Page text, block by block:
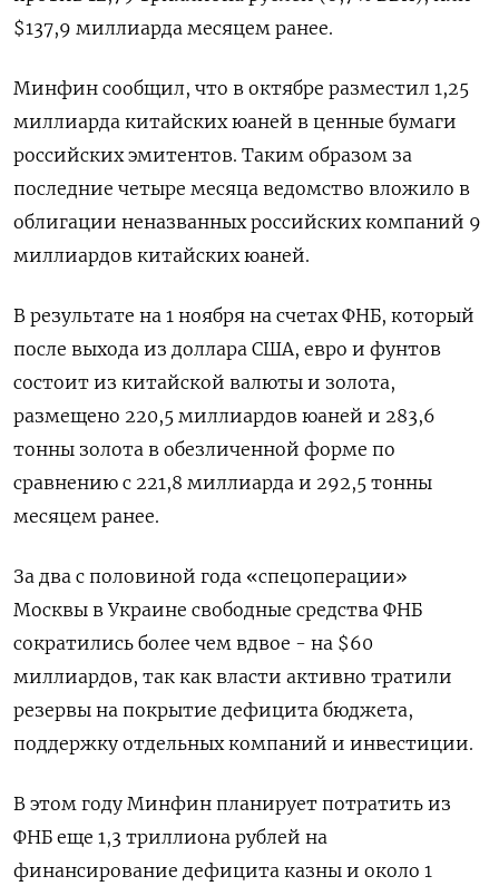
$137,9 миллиарда месяцем ранее.
Минфин сообщил, что в октябре разместил 1,25
миллиарда китайских юаней в ценные бумаги
российских эмитентов. Таким образом за
последние четыре месяца ведомство вложило в
облигации неназванных российских компаний 9
миллиардов китайских юаней.
В результате на 1 ноября на счетах ФНБ, который
после выхода из доллара США, евро и фунтов
состоит из китайской валюты и золота,
размещено 220,5 миллиардов юаней и 283,6
тонны золота в обезличенной форме по
сравнению с 221,8 миллиарда и 292,5 тонны
месяцем ранее.
За два с половиной года «спецоперации»
Москвы в Украине свободные средства ФНБ
сократились более чем вдвое - на $60
миллиардов, так как власти активно тратили
резервы на покрытие дефицита бюджета,
поддержку отдельных компаний и инвестиции.
В этом году Минфин планирует потратить из
ФНБ еще 1,3 триллиона рублей на
финансирование дефицита казны и около 1